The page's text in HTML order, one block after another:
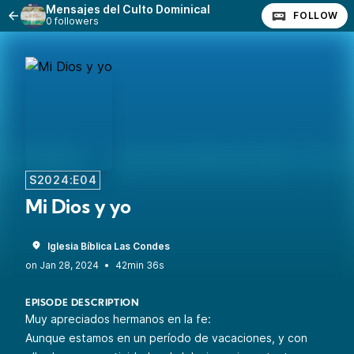
Mensajes del Culto Dominical
0 followers FOLLOW
S2024:E04
Mi Dios y yo
Iglesia Bíblica Las Condes
•
42min 36s
EPISODE DESCRIPTION
Muy apreciados hermanos en la fe:
Aunque estamos en un período de vacaciones, y con